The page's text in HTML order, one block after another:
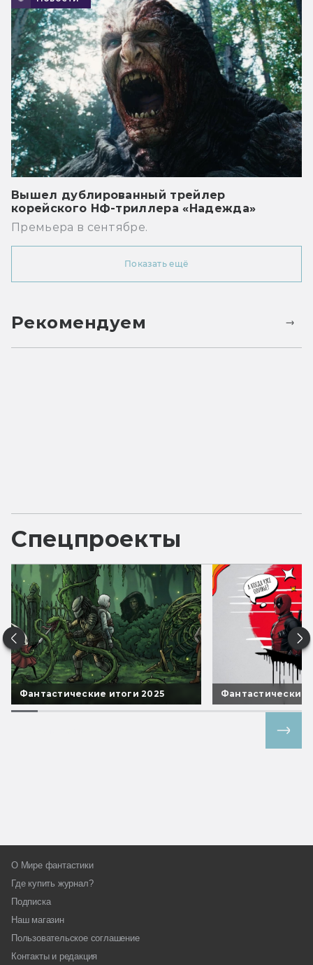
Вышел дублированный трейлер
корейского НФ-триллера «Надежда»
Премьера в сентябре.
Показать ещё
Рекомендуем
Спецпроекты
Фантастические итоги 2025 Фантастические
О Мире фантастики
Где купить журнал?
Подписка
Наш магазин
Пользовательское соглашение
Контакты и редакция